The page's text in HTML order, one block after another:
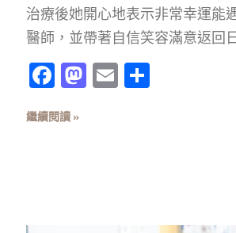
治療後她開心地表示非常幸運能
醫師，並帶著自信笑容滿意返回
Facebook
Mastodon
Email
繼續閱讀 »